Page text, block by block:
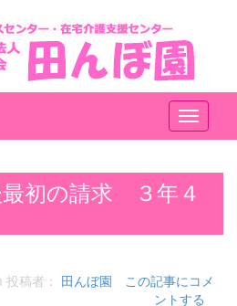
メ
ニ
ー
初の請求 ３年４
投稿者： 田んぼ園
この記事にコメ
ントする